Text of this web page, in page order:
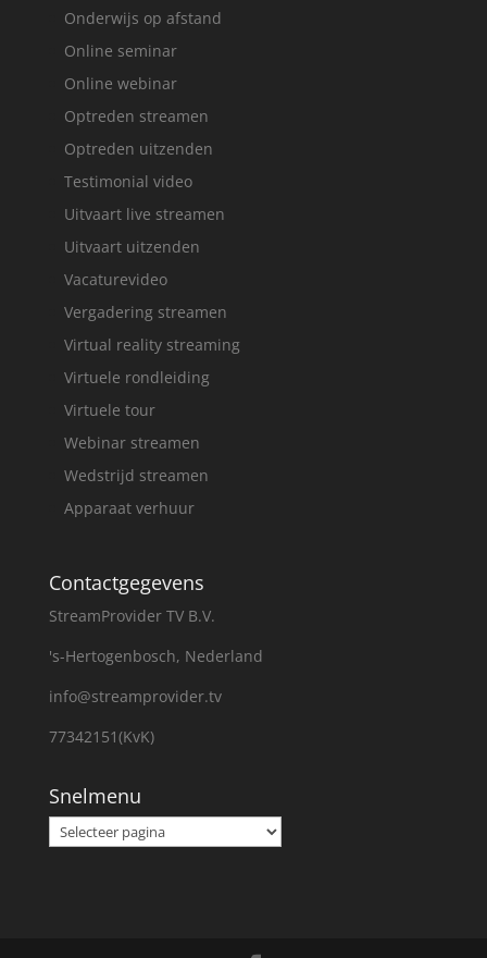
Onderwijs op afstand
Online seminar
Online webinar
Optreden streamen
Optreden uitzenden
Testimonial video
Uitvaart live streamen
Uitvaart uitzenden
Vacaturevideo
Vergadering streamen
Virtual reality streaming
Virtuele rondleiding
Virtuele tour
Webinar streamen
Wedstrijd streamen
Apparaat verhuur
Contactgegevens
StreamProvider TV B.V.
's-Hertogenbosch, Nederland
info@streamprovider.tv
77342151(KvK)
Snelmenu
Snelmenu